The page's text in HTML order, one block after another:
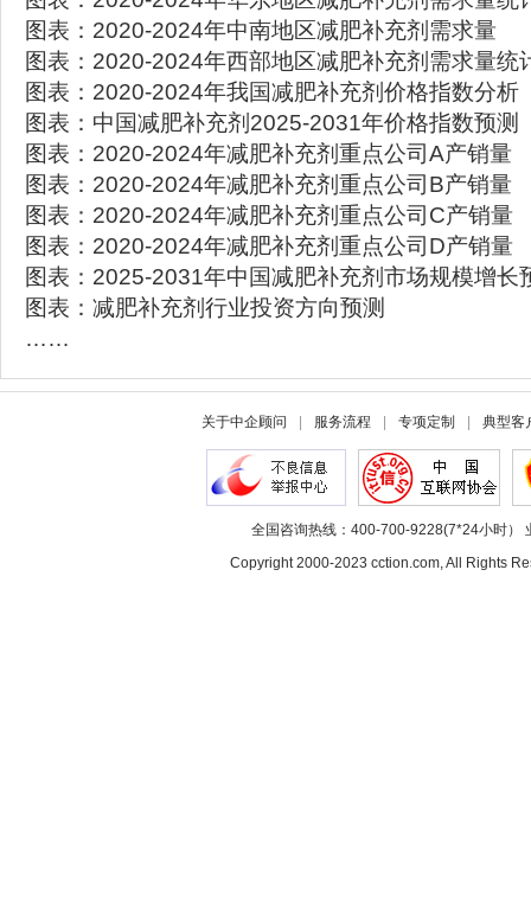
图表：2020-2024年中南地区减肥补充剂需求量
图表：2020-2024年西部地区减肥补充剂需求量统
图表：2020-2024年我国减肥补充剂价格指数分析
图表：中国减肥补充剂2025-2031年价格指数预测
图表：2020-2024年减肥补充剂重点公司A产销量
图表：2020-2024年减肥补充剂重点公司B产销量
图表：2020-2024年减肥补充剂重点公司C产销量
图表：2020-2024年减肥补充剂重点公司D产销量
图表：2025-2031年中国减肥补充剂市场规模增长
图表：减肥补充剂行业投资方向预测
……
关于中企顾问 服务流程 专项定制 典型客
全国咨询热线：400-700-9228(7*24小时）
Copyright 2000-2023 cction.com, All Rights